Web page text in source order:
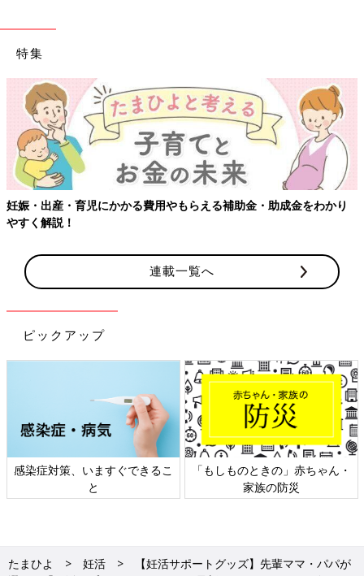
特集
妊娠・出産・育児にかかる費用やもらえる補助金・助成金をわかり
やすく解説！
連載一覧へ
ピックアップ
感染症対策、いますぐできるこ
と
「もしものときの」赤ちゃん・
家族の防災
たまひよ 妊活
【妊活サポートグッズ】先輩ママ・パパが